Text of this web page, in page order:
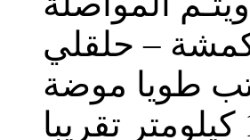
– حلقلي
طويا موضة